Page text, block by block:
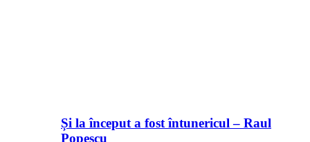
Și la început a fost întunericul – Raul
Popescu